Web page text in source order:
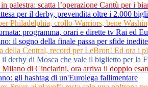
palestra: scatta l’operazione Cantù per i
per il derby, prevendita oltre i 2.000
Philadelphia, crollo Warriors, bene
programma, orari e dirette tv Rai ed
il sogno della finale passa per sfide inedite
della Central, record per LeBron! Ed ora i
derby di Mosca che vale il biglietto per la
Milano di Cinciarini, ora arriva il doppio
gli hashtag di un'Eurolega fallimentare